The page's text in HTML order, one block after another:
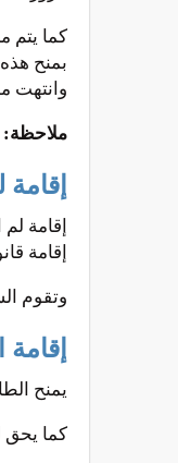
كما يتم
بمنح
وانتهت
ملاحظة:
إقامة
إقامة
وتقوم
يمنح
كما يحق